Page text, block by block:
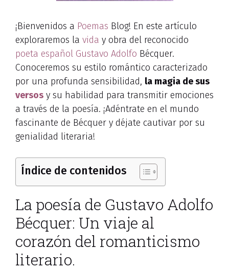
¡Bienvenidos a Poemas Blog! En este artículo
exploraremos la vida y obra del reconocido
poeta español Gustavo Adolfo Bécquer.
Conoceremos su estilo romántico caracterizado
por una profunda sensibilidad, la magia de sus
versos y su habilidad para transmitir emociones
a través de la poesía. ¡Adéntrate en el mundo
fascinante de Bécquer y déjate cautivar por su
genialidad literaria!
Índice de contenidos
La poesía de Gustavo Adolfo
Bécquer: Un viaje al
corazón del romanticismo
literario.